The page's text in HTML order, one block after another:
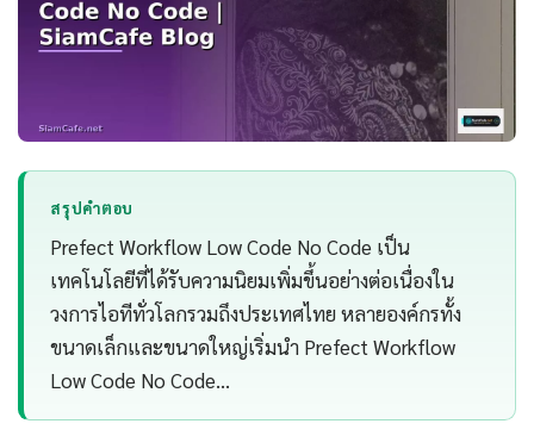
สรุปคำตอบ
Prefect Workflow Low Code No Code เป็น
เทคโนโลยีที่ได้รับความนิยมเพิ่มขึ้นอย่างต่อเนื่องใน
วงการไอทีทั่วโลกรวมถึงประเทศไทย หลายองค์กรทั้ง
ขนาดเล็กและขนาดใหญ่เริ่มนำ Prefect Workflow
Low Code No Code…